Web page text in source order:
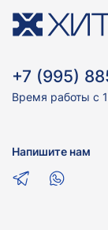
+7 (995)
Время работы с
Напишите нам